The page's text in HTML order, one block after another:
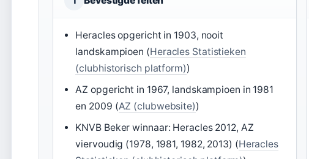
Heracles opgericht in 1903, nooit
landskampioen (Heracles Statistieken
(clubhistorisch platform))
AZ opgericht in 1967, landskampioen in 1981
en 2009 (AZ (clubwebsite))
KNVB Beker winnaar: Heracles 2012, AZ
viervoudig (1978, 1981, 1982, 2013) (Heracles